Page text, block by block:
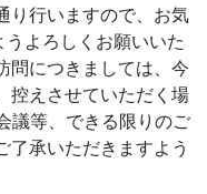
り行いますので、お気
よろしくお願いいた
問につきましては、今
控えさせていただく場
議等、できる限りのご
了承いただきますよう